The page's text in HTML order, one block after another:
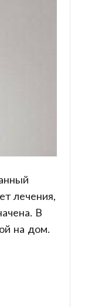
лечения,
В
на дом.